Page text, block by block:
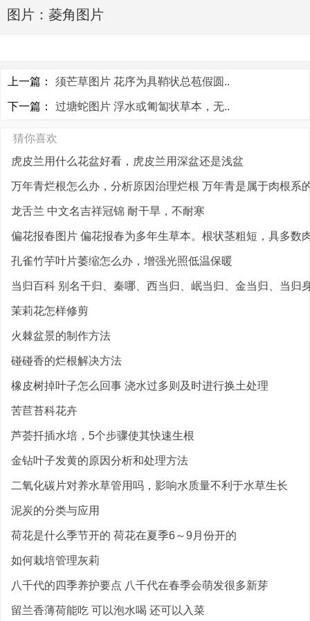
图片：菱角图片
上一篇： 须芒草图片 花序为具鞘状总苞假圆..
下一篇： 过塘蛇图片 浮水或匍匐状草本，无..
猜你喜欢
虎皮兰用什么花盆好看，虎皮兰用深盆还是浅盆
万年青烂根怎么办，分析原因治理烂根 万年青是属于肉根系
龙舌兰 中文名吉祥冠锦 耐干旱，不耐寒
偏花报春图片 偏花报春为多年生草本。根状茎粗短，具多数
孔雀竹芋叶片萎缩怎么办，增强光照低温保暖
当归百科 别名干归、秦哪、西当归、岷当归、金当归、当归
茉莉花怎样修剪
火棘盆景的制作方法
碰碰香的烂根解决方法
橡皮树掉叶子怎么回事 浇水过多则及时进行换土处理
苦苣苔科花卉
芦荟扦插水培，5个步骤使其快速生根
金钻叶子发黄的原因分析和处理方法
二氧化碳片对养水草管用吗，影响水质量不利于水草生长
泥炭的分类与应用
荷花是什么季节开的 荷花在夏季6～9月份开的
如何栽培管理灰莉
八千代的四季养护要点 八千代在春季会萌发很多新芽
留兰香薄荷能吃 可以泡水喝 还可以入菜